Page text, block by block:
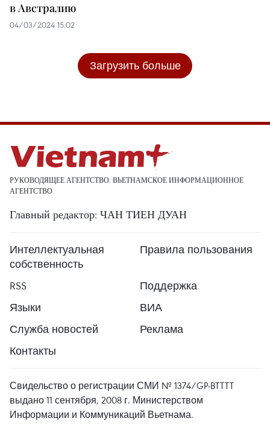
в Австралию
04/03/2024 15:02
Загрузить больше
РУКОВОДЯЩЕЕ АГЕНТСТВО: ВЬЕТНАМСКОЕ ИНФОРМАЦИОННОЕ
АГЕНТСТВО
Главный редактор: ЧАН ТИЕН ДУАН
Интеллектуальная
собственность
Правила пользования
RSS
Поддержка
Языки
ВИА
Служба новостей
Реклама
Контакты
Свидельство о регистрации СМИ № 1374/GP-BTTTT
выдано 11 сентября, 2008 г. Министерством
Информации и Коммуникаций Вьетнама.